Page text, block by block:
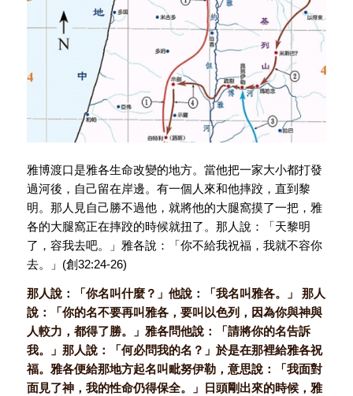
雅博渡口是雅各生命改變的地方。當他把一家大小都打發
過河後，自己留在岸邊。有一個人來和他摔跤，直到黎
明。那人見自己勝不過他，就將他的大腿窩摸了一把，雅
各的大腿窩正在摔跤的時候就扭了。那人說：「天黎明
了，容我去吧。」雅各說：「你不給我祝福，我就不容你
去。」(創32:24-26)
那人說：「你名叫什麼？」他說：「我名叫雅各。」 那人
說：「你的名不要再叫雅各，要叫以色列，因為你與神與
人較力，都得了勝。」雅各問他說：「請將你的名告訴
我。」那人說：「何必問我的名？」於是在那裡給雅各祝
福。雅各便給那地方起名叫毗努伊勒，意思說：「我面對
面見了神，我的性命仍得保全。」日頭剛出來的時候，雅